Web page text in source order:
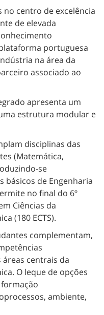
no centro de excelência
de elevada
portuguesa
na área da
associado ao
apresenta um
estrutura modular e
disciplinas das
(Matemática,
se
básicos de Engenharia
no final do 6º
Ciências da
(180 ECTS).
complementam,
centrais da
O leque de opções
ambiente,